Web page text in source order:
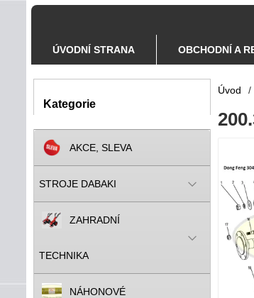
ÚVODNÍ STRANA OBCHODNÍ A
Kategorie
AKCE, SLEVA
STROJE DABAKI
ZAHRADNÍ
TECHNIKA
NÁHONOVÉ
Úvod /